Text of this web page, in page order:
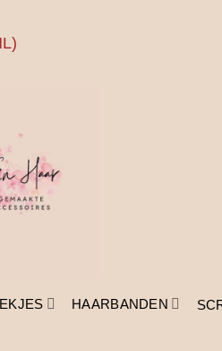
HAARBANDEN